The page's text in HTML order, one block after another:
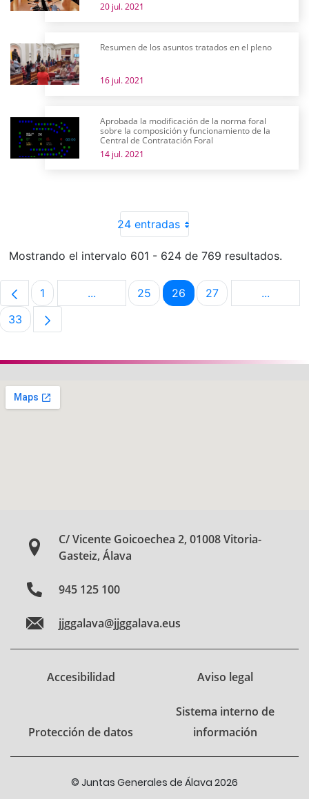
20 jul. 2021
Resumen de los asuntos tratados en el pleno
16 jul. 2021
Aprobada la modificación de la norma foral
sobre la composición y funcionamiento de la
Central de Contratación Foral
14 jul. 2021
24 entradas
Mostrando el intervalo 601 - 624 de 769 resultados.
Página
1 ...Páginas intermedias Use TAB para
Página
25 Página
26 Página
27 ...
Página
33
C/ Vicente Goicoechea 2, 01008 Vitoria-
Gasteiz, Álava
945 125 100
jjggalava@jjggalava.eus
Accesibilidad Aviso legal
Protección de datos
Sistema interno de
información
© Juntas Generales de Álava 2026